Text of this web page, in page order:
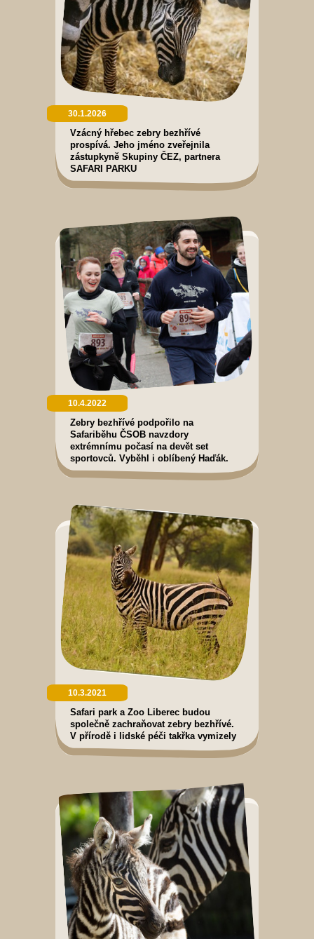
30.1.2026
Vzácný hřebec zebry bezhřívé
prospívá. Jeho jméno zveřejnila
zástupkyně Skupiny ČEZ, partnera
SAFARI PARKU
10.4.2022
Zebry bezhřívé podpořilo na
Safariběhu ČSOB navzdory
extrémnímu počasí na devět set
sportovců. Vyběhl i oblíbený Haďák.
10.3.2021
Safari park a Zoo Liberec budou
společně zachraňovat zebry bezhřívé.
V přírodě i lidské péči takřka vymizely